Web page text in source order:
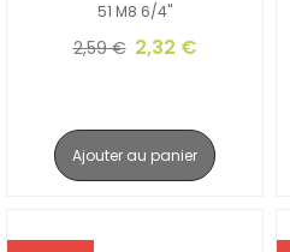
51 M8 6/4"
2,59 € 2,32 €
Ajouter au panier